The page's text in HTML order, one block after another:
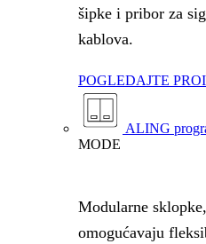
šipke i pribor za
kablova.
POGLEDAJTE
ALING
MODE
Modularne
omogućavaju